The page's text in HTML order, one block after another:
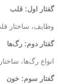
گفتار اول: قلب
وظایف، ساختار
گفتار دوم: رگ‌ها
انواع رگ‌ها،
گفتار سوم: خون